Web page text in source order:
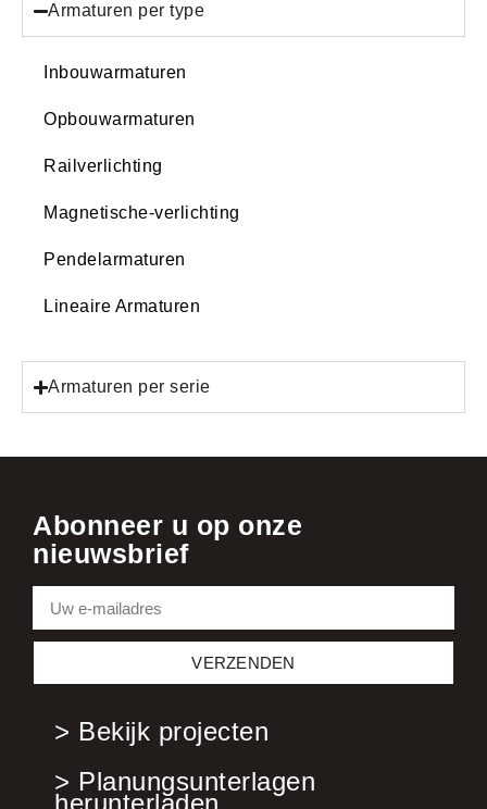
Armaturen per type
Inbouwarmaturen
Opbouwarmaturen
Railverlichting
Magnetische-verlichting
Pendelarmaturen
Lineaire Armaturen
Armaturen per serie
Abonneer u op onze
nieuwsbrief
VERZENDEN
> Bekijk projecten
> Planungsunterlagen
herunterladen